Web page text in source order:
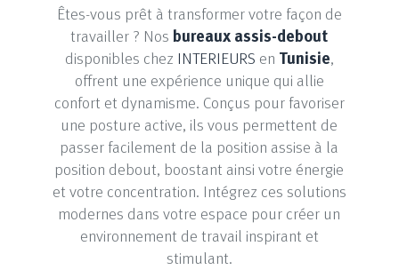
Êtes-vous prêt à transformer votre façon de
travailler ? Nosbureaux assis-debout
disponibles chez INTERIEURS en Tunisie,
offrent une expérience unique qui allie
confort et dynamisme. Conçus pour favoriser
une posture active, ils vous permettent de
passer facilement de la position assise à la
position debout, boostant ainsi votre énergie
et votre concentration. Intégrez ces solutions
modernes dans votre espace pour créer un
environnement de travail inspirant et
stimulant.